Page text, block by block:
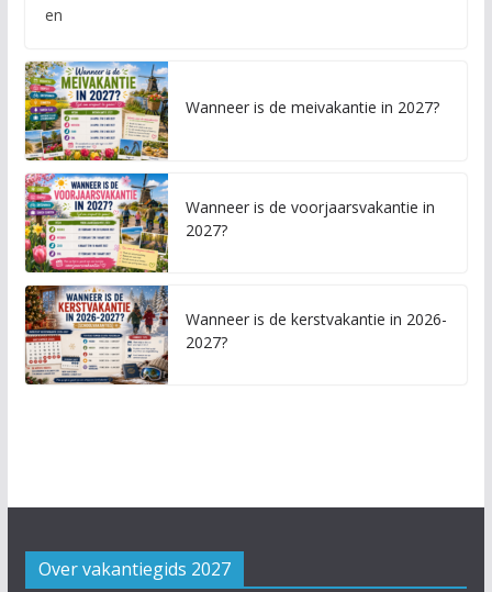
en
Wanneer is de meivakantie in 2027?
Wanneer is de voorjaarsvakantie in
2027?
Wanneer is de kerstvakantie in 2026-
2027?
Over vakantiegids 2027